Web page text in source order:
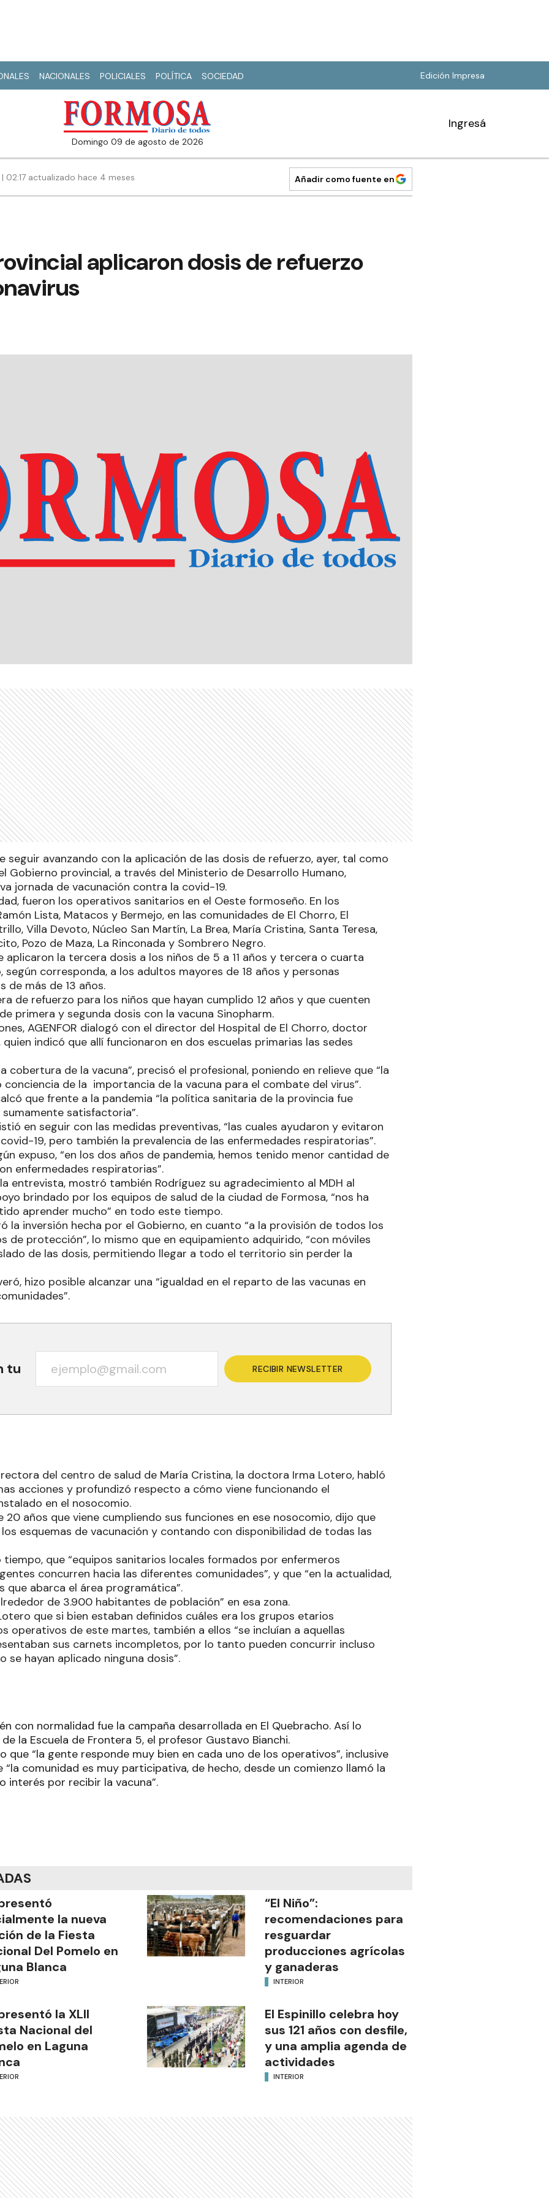
NACIONALES POLICIALES POLÍTICA SOCIEDAD Edición Impresa
domingo 09 de agosto de 2026
Ingresá
02:17 actualizado hace 4 meses Añadir como fuente en
aplicaron dosis de refuerzo
seguir avanzando con la aplicación de las dosis de refuerzo, ayer, tal como
Gobierno provincial, a través del Ministerio de Desarrollo Humano,
jornada de vacunación contra la covid-19.
fueron los operativos sanitarios en el Oeste formoseño. En los
Lista, Matacos y Bermejo, en las comunidades de El Chorro, El
Villa Devoto, Núcleo San Martín, La Brea, María Cristina, Santa Teresa,
Pozo de Maza, La Rinconada y Sombrero Negro.
aplicaron la tercera dosis a los niños de 5 a 11 años y tercera o cuarta
según corresponda, a los adultos mayores de 18 años y personas
de más de 13 años.
de refuerzo para los niños que hayan cumplido 12 años y que cuenten
primera y segunda dosis con la vacuna Sinopharm.
AGENFOR dialogó con el director del Hospital de El Chorro, doctor
quien indicó que allí funcionaron en dos escuelas primarias las sedes
cobertura de la vacuna”, precisó el profesional, poniendo en relieve que “la
de la importancia de la vacuna para el combate del virus”.
que frente a la pandemia “la política sanitaria de la provincia fue
satisfactoria”.
en seguir con las medidas preventivas, “las cuales ayudaron y evitaron
19, pero también la prevalencia de las enfermedades respiratorias”.
expuso, “en los dos años de pandemia, hemos tenido menor cantidad de
enfermedades respiratorias”.
entrevista, mostró también Rodríguez su agradecimiento al MDH al
brindado por los equipos de salud de la ciudad de Formosa, “nos ha
aprender mucho” en todo este tiempo.
la inversión hecha por el Gobierno, en cuanto “a la provisión de todos los
de protección”, lo mismo que en equipamiento adquirido, “con móviles
de las dosis, permitiendo llegar a todo el territorio sin perder la
hizo posible alcanzar una “igualdad en el reparto de las vacunas en
tu RECIBIR NEWSLETTER
del centro de salud de María Cristina, la doctora Irma Lotero, habló
acciones y profundizó respecto a cómo viene funcionando el
en el nosocomio.
20 años que viene cumpliendo sus funciones en ese nosocomio, dijo que
esquemas de vacunación y contando con disponibilidad de todas las
tiempo, que “equipos sanitarios locales formados por enfermeros
concurren hacia las diferentes comunidades”, y que “en la actualidad,
que abarca el área programática”.
de 3.900 habitantes de población” en esa zona.
que si bien estaban definidos cuáles era los grupos etarios
operativos de este martes, también a ellos “se incluían a aquellas
sus carnets incompletos, por lo tanto pueden concurrir incluso
se hayan aplicado ninguna dosis”.
con normalidad fue la campaña desarrollada en El Quebracho. Así lo
la Escuela de Frontera 5, el profesor Gustavo Bianchi.
que “la gente responde muy bien en cada uno de los operativos”, inclusive
“la comunidad es muy participativa, de hecho, desde un comienzo llamó la
interés por recibir la vacuna”.
la nueva
de la Fiesta
Del Pomelo en
Blanca
“El Niño”:
recomendaciones para
resguardar
producciones agrícolas
y ganaderas
INTERIOR
la XLII
Nacional del
en Laguna
El Espinillo celebra hoy
sus 121 años con desfile,
y una amplia agenda de
actividades
INTERIOR